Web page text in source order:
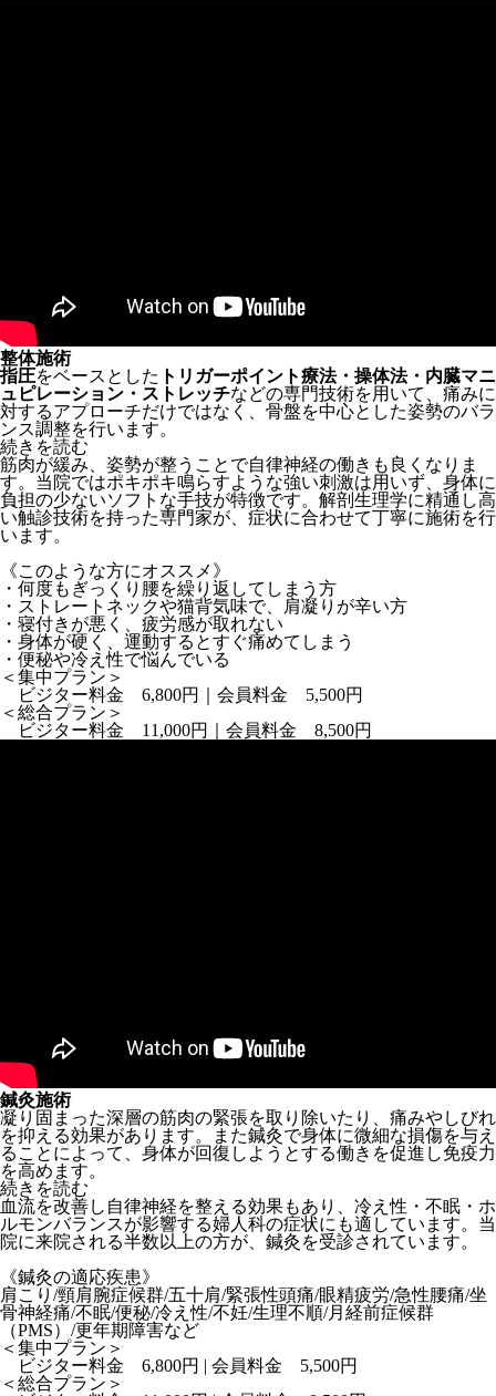
整体施術
指圧をベースとした トリガーポイント療法・操体法・内臓マニ
ュピレーション・ストレッチなどの専門技術を用いて、痛みに
対するアプローチだけではなく、骨盤を中心とした姿勢のバラ
ンス調整を行います。
続きを読む
筋肉が緩み、姿勢が整うことで自律神経の働きも良くなりま
す。当院ではポキポキ鳴らすような強い刺激は用いず、身体に
負担の少ないソフトな手技が特徴です。解剖生理学に精通し高
い触診技術を持った専門家が、症状に合わせて丁寧に施術を行
います。
《このような方にオススメ》
・何度もぎっくり腰を繰り返してしまう方
・ストレートネックや猫背気味で、肩凝りが辛い方
・寝付きが悪く、疲労感が取れない
・身体が硬く、運動するとすぐ痛めてしまう
・便秘や冷え性で悩んでいる
＜集中プラン＞
ビジター料金 6,800円｜会員料金 5,500円
＜総合プラン＞
ビジター料金 11,000円｜会員料金 8,500円
鍼灸施術
凝り固まった深層の筋肉の緊張を取り除いたり、痛みやしびれ
を抑える効果があります。また鍼灸で身体に微細な損傷を与え
ることによって、身体が回復しようとする働きを促進し免疫力
を高めます。
続きを読む
血流を改善し自律神経を整える効果もあり、冷え性・不眠・ホ
ルモンバランスが影響する婦人科の症状にも適しています。当
院に来院される半数以上の方が、鍼灸を受診されています。
《鍼灸の適応疾患》
肩こり/頸肩腕症候群/五十肩/緊張性頭痛/眼精疲労/急性腰痛/坐
骨神経痛/不眠/便秘/冷え性/不妊/生理不順/月経前症候群
（PMS）/更年期障害など
＜集中プラン＞
ビジター料金 6,800円 | 会員料金 5,500円
＜総合プラン＞